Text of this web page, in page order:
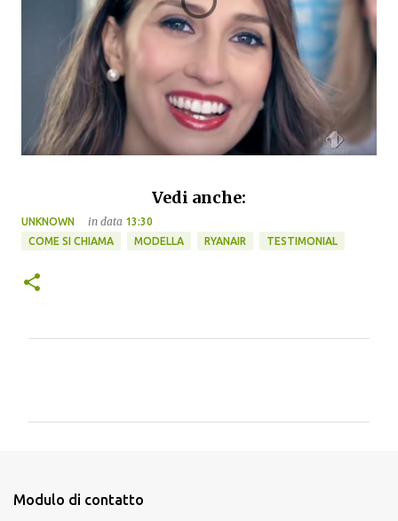
Vedi anche:
UNKNOWN in data 13:30
COME SI CHIAMA
MODELLA RYANAIR TESTIMONIAL
Modulo di contatto